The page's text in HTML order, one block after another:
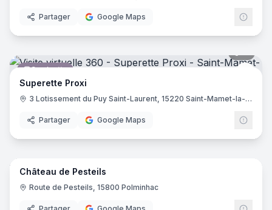
Partager Google Maps
Supérette Proxi
Superette Proxi
3 Lotissement du Puy Saint-Laurent, 15220 Saint-Mamet-la-Salvetat
Partager Google Maps
Château
13
Château de Pesteils
Route de Pesteils, 15800 Polminhac